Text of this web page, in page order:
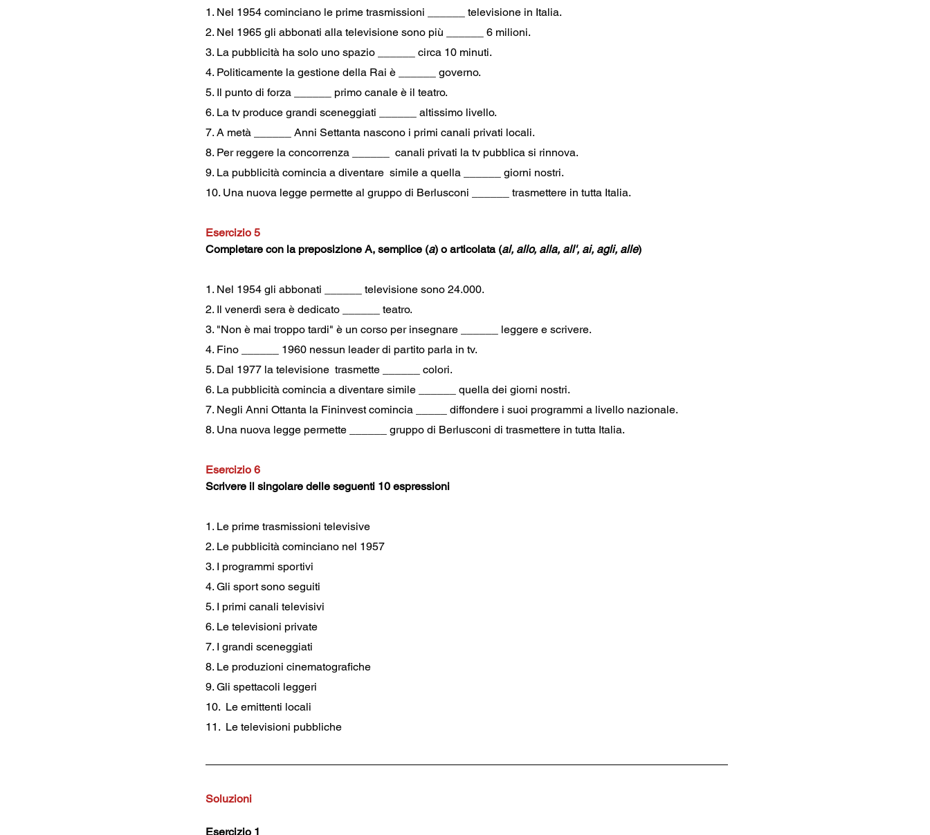
1. Nel 1954 cominciano le prime trasmissioni ______ televisione in Italia.
2. Nel 1965 gli abbonati alla televisione sono più ______ 6 milioni.
3. La pubblicità ha solo uno spazio ______ circa 10 minuti.
4. Politicamente la gestione della Rai è ______ governo.
5. Il punto di forza ______ primo canale è il teatro.
6. La tv produce grandi sceneggiati ______ altissimo livello.
7. A metà ______ Anni Settanta nascono i primi canali privati locali.
8. Per reggere la concorrenza ______  canali privati la tv pubblica si rinnova.
9. La pubblicità comincia a diventare  simile a quella ______ giorni nostri.
10. Una nuova legge permette al gruppo di Berlusconi ______ trasmettere in tutta Italia.
Esercizio 5
Completare con la preposizione A, semplice (a) o articolata (al, allo, alla, all', ai, agli, alle)
1. Nel 1954 gli abbonati ______ televisione sono 24.000.
2. Il venerdì sera è dedicato ______ teatro.
3. "Non è mai troppo tardi" è un corso per insegnare ______ leggere e scrivere.
4. Fino ______ 1960 nessun leader di partito parla in tv.
5. Dal 1977 la televisione  trasmette ______ colori.
6. La pubblicità comincia a diventare simile ______ quella dei giorni nostri.
7. Negli Anni Ottanta la Fininvest comincia _____ diffondere i suoi programmi a livello nazionale.
8. Una nuova legge permette ______ gruppo di Berlusconi di trasmettere in tutta Italia.
Esercizio 6
Scrivere il singolare delle seguenti 10 espressioni
Soluzioni
Esercizio 1